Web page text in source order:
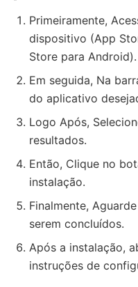
Primeiramente,
dispositivo (App
Store para Android).
Em seguida, Na
do aplicativo
Logo Após,
resultados.
Então, Clique no
instalação.
Finalmente,
serem concluídos.
Após a instalação,
instruções de